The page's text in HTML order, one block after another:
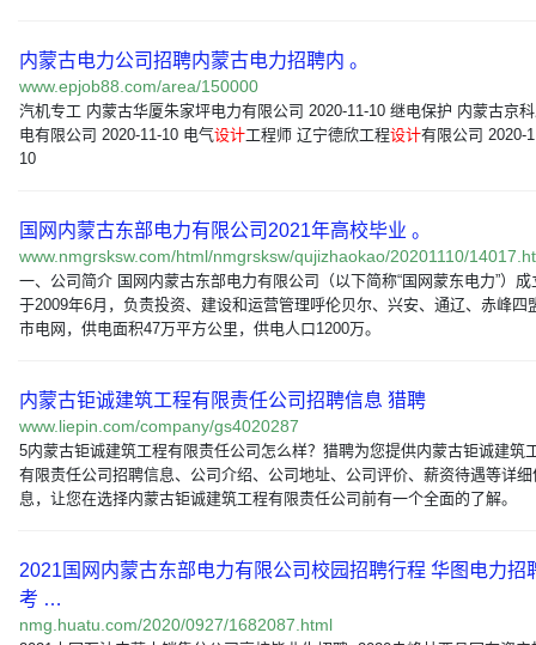
内蒙古电力公司招聘内蒙古电力招聘内 。
www.epjob88.com/area/150000
汽机专工 内蒙古华厦朱家坪电力有限公司 2020-11-10 继电保护 内蒙古京
电有限公司 2020-11-10 电气设计工程师 辽宁德欣工程设计有限公司 2020-
10
国网内蒙古东部电力有限公司2021年高校毕业 。
www.nmgrsksw.com/html/nmgrsksw/qujizhaokao/20201110/
一、公司简介 国网内蒙古东部电力有限公司（以下简称“国网蒙东电力”）成
于2009年6月，负责投资、建设和运营管理呼伦贝尔、兴安、通辽、赤峰四
市电网，供电面积47万平方公里，供电人口1200万。
内蒙古钜诚建筑工程有限责任公司招聘信息 猎聘
www.liepin.com/company/gs4020287
5内蒙古钜诚建筑工程有限责任公司怎么样？猎聘为您提供内蒙古钜诚建筑
有限责任公司招聘信息、公司介绍、公司地址、公司评价、薪资待遇等详细
息，让您在选择内蒙古钜诚建筑工程有限责任公司前有一个全面的了解。
2021国网内蒙古东部电力有限公司校园招聘行程 华图电力招
考 …
nmg.huatu.com/2020/0927/1682087.html